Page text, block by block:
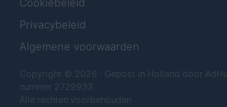
Cookiebeleid
Privacybeleid
Algemene voorwaarden
Copyright © 2026 · Gepost in Holland door
nummer 2729933
Alle rechten voorbehouden